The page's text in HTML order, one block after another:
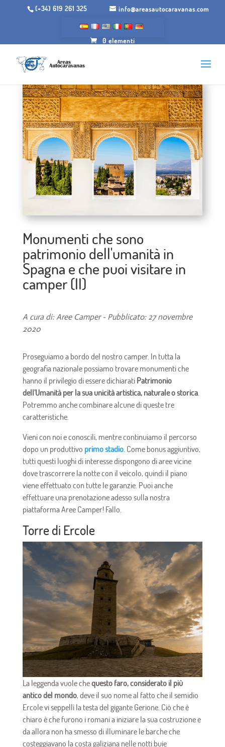
(+34) 619 261 325 info@areasautocaravanas.com
0 elementi
Monumenti che sono
patrimonio dell'umanità in
Spagna e che puoi visitare in
camper (II)
A cura di: Aree Camper - Pubblicato: 27 novembre
2020
Proseguiamo a bordo del nostro camper. In tutta la
geografia nazionale possiamo trovare monumenti che
hanno il privilegio di essere dichiarati Patrimonio
dell'Umanità per la sua unicità artistica, naturale o storica.
Potremmo anche combinare alcune di queste tre
caratteristiche.
Vieni con noi e conoscili, mentre continuiamo il percorso
dopo un produttivo primo stadio. Come bonus aggiuntivo,
tutti questi luoghi di interesse dispongono di aree vicine
dove trascorrere la notte con il veicolo, quindi il piano
viene effettuato con tutte le garanzie. Puoi anche
effettuare una prenotazione adesso sulla nostra
piattaforma Aree Camper! Fallo.
Torre di Ercole
La leggenda vuole chequesto faro, considerato il più
antico del mondo, deve il suo nome al fatto che il semidio
Ercole vi seppellì la testa del gigante Gerione. Ciò che è
chiaro è che furono i romani a iniziare la sua costruzione e
da allora non ha smesso di illuminare le barche che
costeggiavano la costa galiziana nelle notti buie